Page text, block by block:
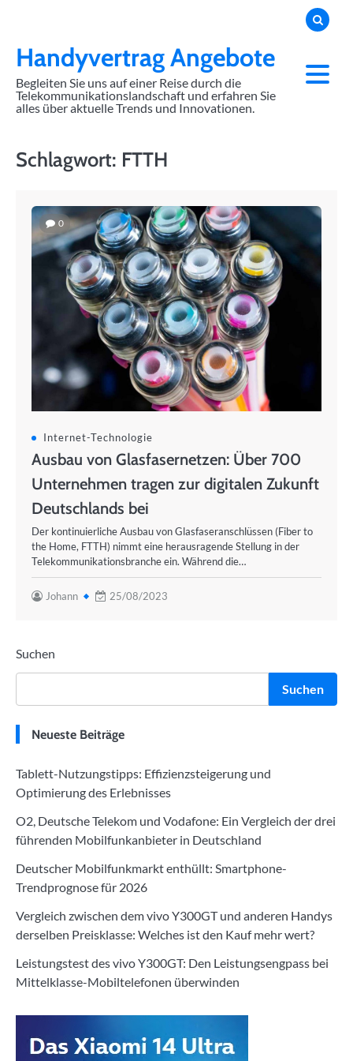
contentHandyvertrag Angebote
Begleiten Sie uns auf einer Reise durch die
Telekommunikationslandschaft und erfahren Sie
alles über aktuelle Trends und Innovationen.
Schlagwort: FTTH
0
Internet-Technologie
Ausbau von Glasfasernetzen: Über 700
Unternehmen tragen zur digitalen Zukunft
Deutschlands bei
Der kontinuierliche Ausbau von Glasfaseranschlüssen (Fiber to
the Home, FTTH) nimmt eine herausragende Stellung in der
Telekommunikationsbranche ein. Während die…
Johann 25/08/2023
Suchen
Suchen
Neueste Beiträge
Tablett-Nutzungstipps: Effizienzsteigerung und
Optimierung des Erlebnisses
O2, Deutsche Telekom und Vodafone: Ein Vergleich der drei
führenden Mobilfunkanbieter in Deutschland
Deutscher Mobilfunkmarkt enthüllt: Smartphone-
Trendprognose für 2026
Vergleich zwischen dem vivo Y300GT und anderen Handys
derselben Preisklasse: Welches ist den Kauf mehr wert?
Leistungstest des vivo Y300GT: Den Leistungsengpass bei
Mittelklasse-Mobiltelefonen überwinden